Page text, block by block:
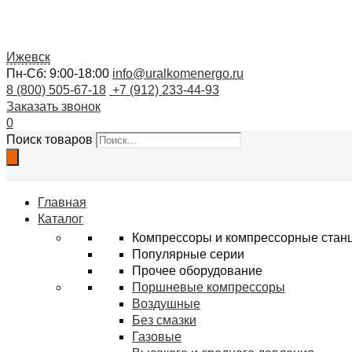
Ижевск
Пн-Сб: 9:00-18:00 info@uralkomenergo.ru
8 (800) 505-67-18 +7 (912) 233-44-93
Заказать звонок
0
Поиск товаров
Главная
Каталог
Компрессоры и компрессорные
Популярные серии
Прочее оборудование
Поршневые компрессоры
Воздушные
Без смазки
Газовые